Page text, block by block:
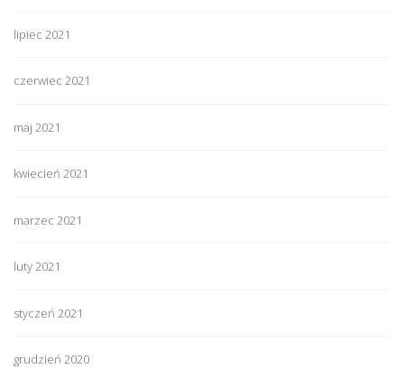
lipiec 2021
czerwiec 2021
maj 2021
kwiecień 2021
marzec 2021
luty 2021
styczeń 2021
grudzień 2020